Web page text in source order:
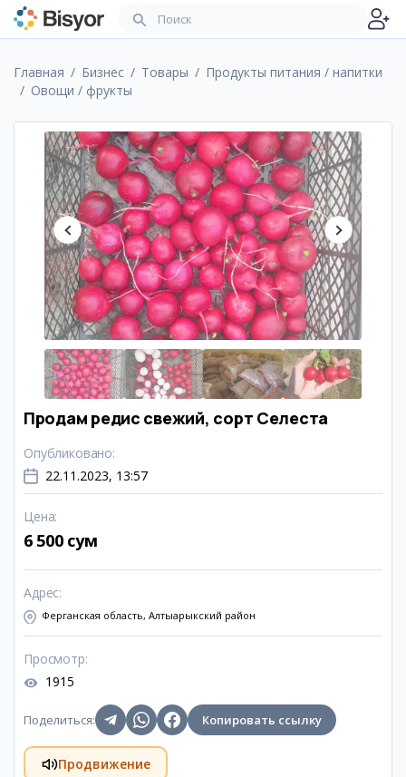
Главная Бизнес Товары
Продукты питания / напитки
Овощи / фрукты
Продам редис свежий, сорт Селеста
Опубликовано:
22.11.2023, 13:57
Цена:
6 500 сум
Адрес:
Ферганская область, Алтыарыкский район
Просмотр:
1915
Поделиться: Копировать ссылку
Продвижение